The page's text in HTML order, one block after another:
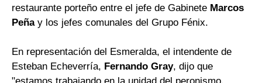
restaurante porteño entre el jefe de Gabinete Marcos
Peñay los jefes comunales del Grupo Fénix.
En representación del Esmeralda, el intendente de
Esteban Echeverría, Fernando Gray, dijo que